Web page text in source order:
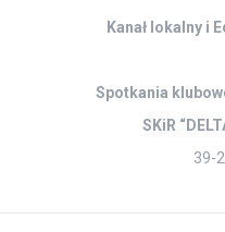
Kanał lokalny i
Spotkania
SKiR
39-